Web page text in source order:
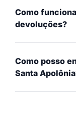
Como
devoluções?
Como posso
Santa